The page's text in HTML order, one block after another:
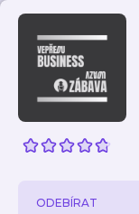
ODEBÍRAT